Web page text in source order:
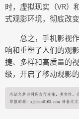
时，虚拟现实（VR）
式观影环境，彻底改
总之，手机影视
响和重塑了人们的观
捷、多样和高质量的
级，开启了移动观影的